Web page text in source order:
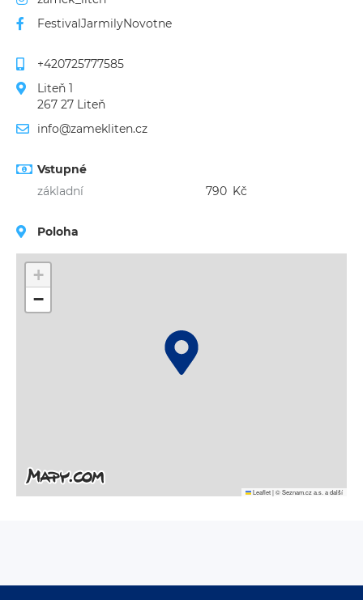
FestivalJarmilyNovotne
+420725777585
Liteň 1
267 27 Liteň
info@zamekliten.cz
Vstupné
základní
790 Kč
Poloha
+
−
Leaflet|© Seznam.cz a.s. a další